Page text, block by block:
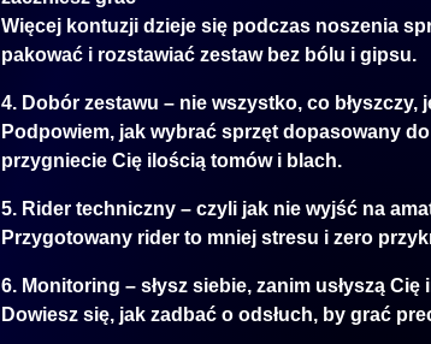
Więcej kontuzji dzieje się podczas noszenia
pakować i rozstawiać zestaw bez bólu i gipsu.
4. Dobór zestawu – nie wszystko, co błyszczy,
Podpowiem, jak wybrać sprzęt dopasowany
przygniecie Cię ilością tomów i blach.
5. Rider techniczny – czyli jak nie wyjść na
Przygotowany rider to mniej stresu i zero
6. Monitoring – słysz siebie, zanim usłyszą Cię
Dowiesz się, jak zadbać o odsłuch, by grać